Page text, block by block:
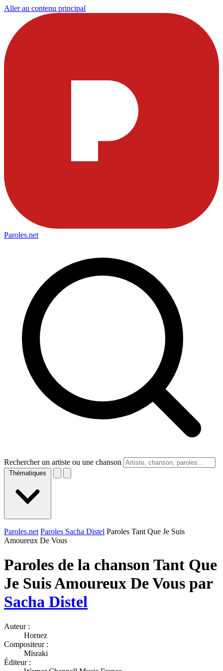
Aller au contenu principal
Paroles.net
Rechercher un artiste ou une chanson
Thématiques
Paroles.net Paroles Sacha Distel Paroles Tant Que Je Suis
Amoureux De Vous
Paroles de la chanson Tant Que
Je Suis Amoureux De Vous par
Sacha Distel
Auteur :
Hornez
Compositeur :
Misraki
Éditeur :